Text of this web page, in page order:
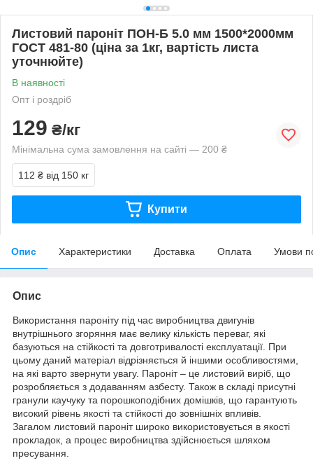
Листовий пароніт ПОН-Б 5.0 мм 1500*2000мм
ГОСТ 481-80 (ціна за 1кг, вартість листа
уточнюйте)
В наявності
Опт і роздріб
129 ₴/кг
Мінімальна сума замовлення на сайті — 200 ₴
112 ₴ від 150 кг
Купити
Опис Характеристики Доставка Оплата Умови
Опис
Використання пароніту під час виробництва двигунів
внутрішнього згоряння має велику кількість переваг, які
базуються на стійкості та довготривалості експлуатації. При
цьому даний матеріал відрізняється й іншими особливостями,
на які варто звернути увагу. Пароніт – це листовий виріб, що
розробляється з додаванням азбесту. Також в складі присутні
гранули каучуку та порошкоподібних домішків, що гарантують
високий рівень якості та стійкості до зовнішніх впливів.
Загалом листовий пароніт широко використовується в якості
прокладок, а процес виробництва здійснюється шляхом
пресування.